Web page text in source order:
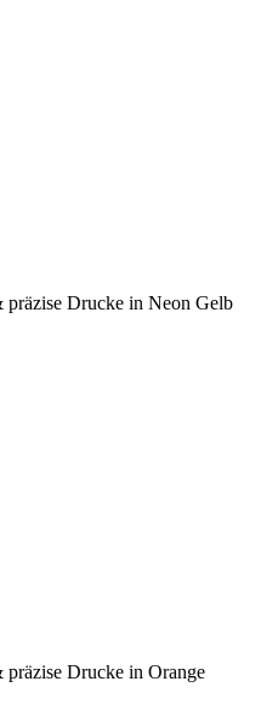
Drucke in Neon Gelb
Drucke in Orange